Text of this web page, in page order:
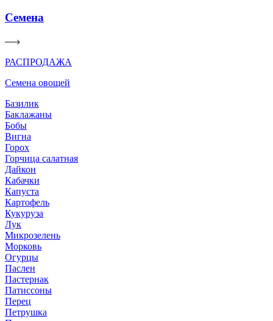
Семена
РАСПРОДАЖА
Семена овощей
Базилик
Баклажаны
Бобы
Вигна
Горох
Горчица салатная
Дайкон
Кабачки
Капуста
Картофель
Кукуруза
Лук
Микрозелень
Морковь
Огурцы
Паслен
Пастернак
Патиссоны
Перец
Петрушка